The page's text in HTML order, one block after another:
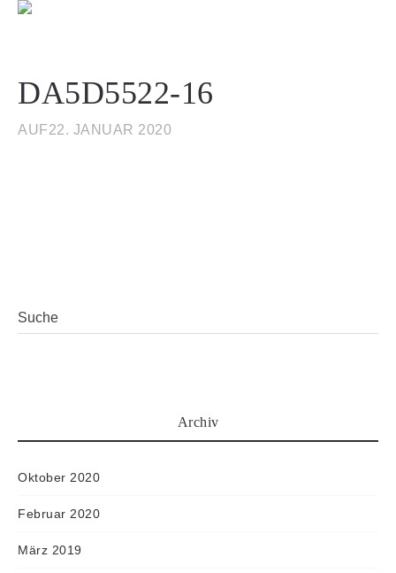
DA5D5522-16
AUF22. JANUAR 2020
Archiv
Oktober 2020
Februar 2020
März 2019